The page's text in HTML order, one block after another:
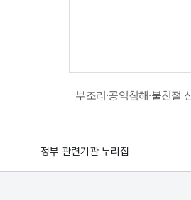
부조리·공익침해·불친절
정부 관련기관 누리집